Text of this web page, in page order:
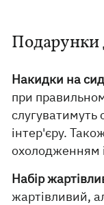
Накидки на
при
інтер'єру.
охолодженням
Набір
жартівливий,